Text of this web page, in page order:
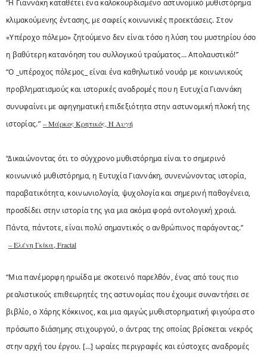
“Η Γιαννάκη καταθέτει ένα καλοκουρδισμένο αστυνομικό μυθιστόρημα
κλιμακούμενης έντασης, με σαφείς κοινωνικές προεκτάσεις. Στον
«Υπέροχο πόλεμο» ζητούμενο δεν είναι τόσο η λύση του μυστηρίου όσο
η βαθύτερη κατανόηση του συλλογικού τραύματος… Απολαυστικό!”
“Ο _υπέροχος πόλεμος_ είναι ένα καθηλωτικό νουάρ με κοινωνικούς
προβληματισμούς και ιστορικές αναδρομές που η Ευτυχία Γιαννάκη
συνυφαίνει με αφηγηματική επιδεξιότητα στην αστυνομική πλοκή της
ιστορίας.” – Μάρκος Κρητικός, Η Αυγή
“Δικαιώνοντας ότι το σύγχρονο μυθιστόρημα είναι το σημερινό
κοινωνικό μυθιστόρημα, η Ευτυχία Γιαννάκη, συνενώνοντας ιστορία,
παραβατικότητα, κοινωνιολογία, ψυχολογία και σημερινή παθογένεια,
προσδίδει στην ιστορία της για μια ακόμα φορά οντολογική χροιά.
Πάντα, πάντοτε, είναι πολύ σημαντικός ο ανθρώπινος παράγοντας.”
– Ελένη Γκίκα, Fractal
“Μια πανέμορφη ηρωίδα με σκοτεινό παρελθόν, ένας από τους πιο
ρεαλιστικούς επιθεωρητές της αστυνομίας που έχουμε συναντήσει σε
βιβλίο, ο Χάρης Κόκκινος, και μια αμιγώς μυθιστορηματική φιγούρα στο
πρόσωπο διάσημης στιχουργού, ο άντρας της οποίας βρίσκεται νεκρός
στην αρχή του έργου. […] ωραίες περιγραφές και εύστοχες αναδρομές